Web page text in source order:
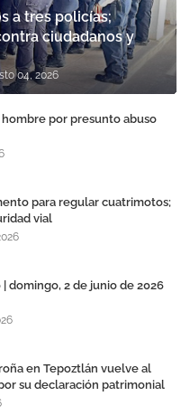
a tres policías;
ciudadanos y
04, 2026
por presunto abuso
para regular cuatrimotos;
vial
domingo, 2 de junio de 2026
en Tepoztlán vuelve al
su declaración patrimonial